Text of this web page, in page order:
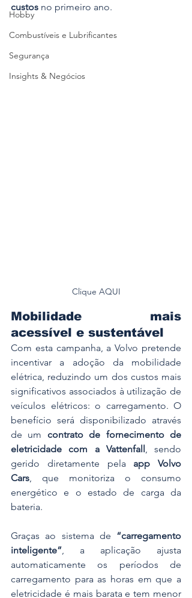
Hobby
Combustíveis e Lubrificantes
Segurança
Insights & Negócios
custos no primeiro ano.
Clique AQUI
Mobilidade mais
acessível e sustentável
Com esta campanha, a Volvo pretende
incentivar a adoção da mobilidade
elétrica, reduzindo um dos custos mais
significativos associados à utilização de
veículos elétricos: o carregamento. O
benefício será disponibilizado através
de um contrato de fornecimento de
eletricidade com a Vattenfall , sendo
gerido diretamente pela app Volvo
Cars , que monitoriza o consumo
energético e o estado de carga da
bateria.
Graças ao sistema de “carregamento
inteligente” , a aplicação ajusta
automaticamente os períodos de
carregamento para as horas em que a
eletricidade é mais barata e tem menor